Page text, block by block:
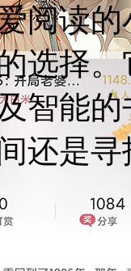
阅读
选择
智能
还是